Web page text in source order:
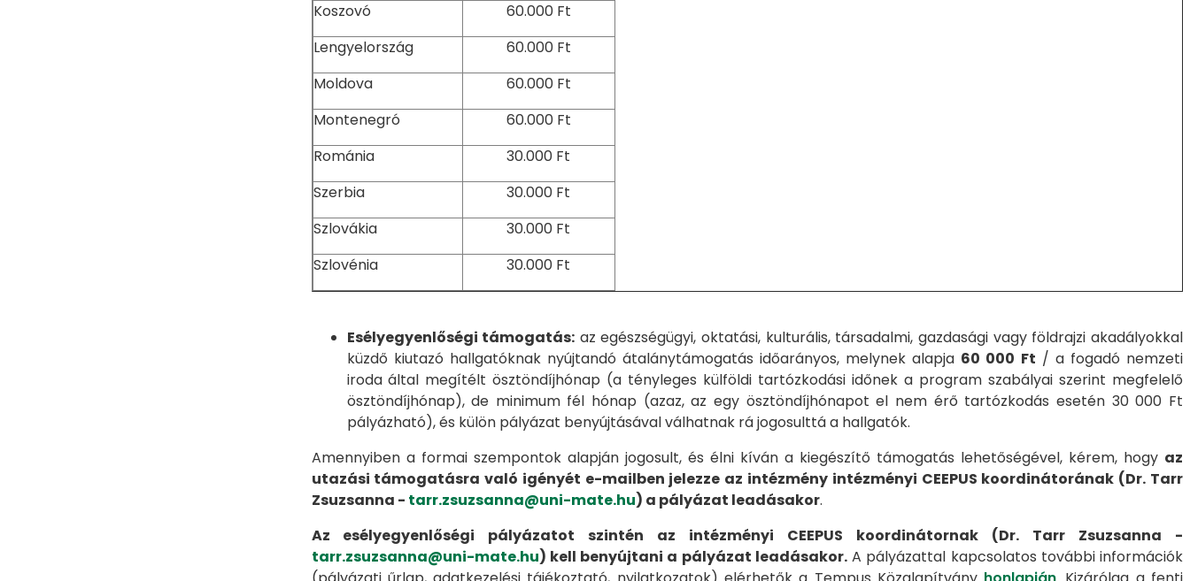
Koszovó
60.000 Ft
Lengyelország
60.000 Ft
Moldova
60.000 Ft
Montenegró
60.000 Ft
Románia
30.000 Ft
Szerbia
30.000 Ft
Szlovákia
30.000 Ft
Szlovénia
30.000 Ft
Esélyegyenlőségi támogatás: az egészségügyi, oktatási, kulturális, társadalmi, gazdasági vagy földrajzi akadályokkal
küzdő kiutazó hallgatóknak nyújtandó átalánytámogatás időarányos, melynek alapja 60 000 Ft / a fogadó nemzeti
iroda által megítélt ösztöndíjhónap (a tényleges külföldi tartózkodási időnek a program szabályai szerint megfelelő
ösztöndíjhónap), de minimum fél hónap (azaz, az egy ösztöndíjhónapot el nem érő tartózkodás esetén 30 000 Ft
pályázható), és külön pályázat benyújtásával válhatnak rá jogosulttá a hallgatók.
Amennyiben a formai szempontok alapján jogosult, és élni kíván a kiegészítő támogatás lehetőségével, kérem, hogy az
utazási támogatásra való igényét e-mailben jelezze az intézmény intézményi CEEPUS koordinátorának (Dr. Tarr
Zsuzsanna - tarr.zsuzsanna@uni-mate.hu) a pályázat leadásakor.
Az esélyegyenlőségi pályázatot szintén az intézményi CEEPUS koordinátornak (Dr. Tarr Zsuzsanna -
tarr.zsuzsanna@uni-mate.hu) kell benyújtani a pályázat leadásakor.A pályázattal kapcsolatos további információk